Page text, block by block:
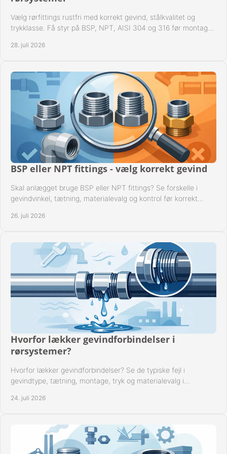
Vælg rørfittings rustfri med korrekt gevind, stålkvalitet og
trykklasse. Få styr på BSP, NPT, AISI 304 og 316 før montage
28. juli 2026
BSP eller NPT fittings - vælg korrekt gevind
Skal anlægget bruge BSP eller NPT fittings? Se forskelle i
gevindvinkel, tætning, materialevalg og kontrol før korrekt
26. juli 2026
Hvorfor lækker gevindforbindelser i
rørsystemer?
Hvorfor lækker gevindforbindelser? Se de typiske fejl i
gevindtype, tætning, montage, tryk og materialevalg i
24. juli 2026